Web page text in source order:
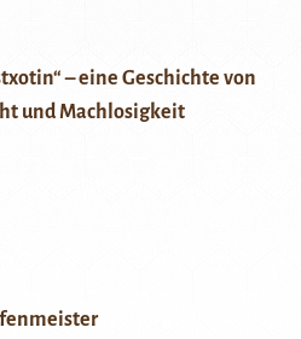
– eine Geschichte von
und Machlosigkeit